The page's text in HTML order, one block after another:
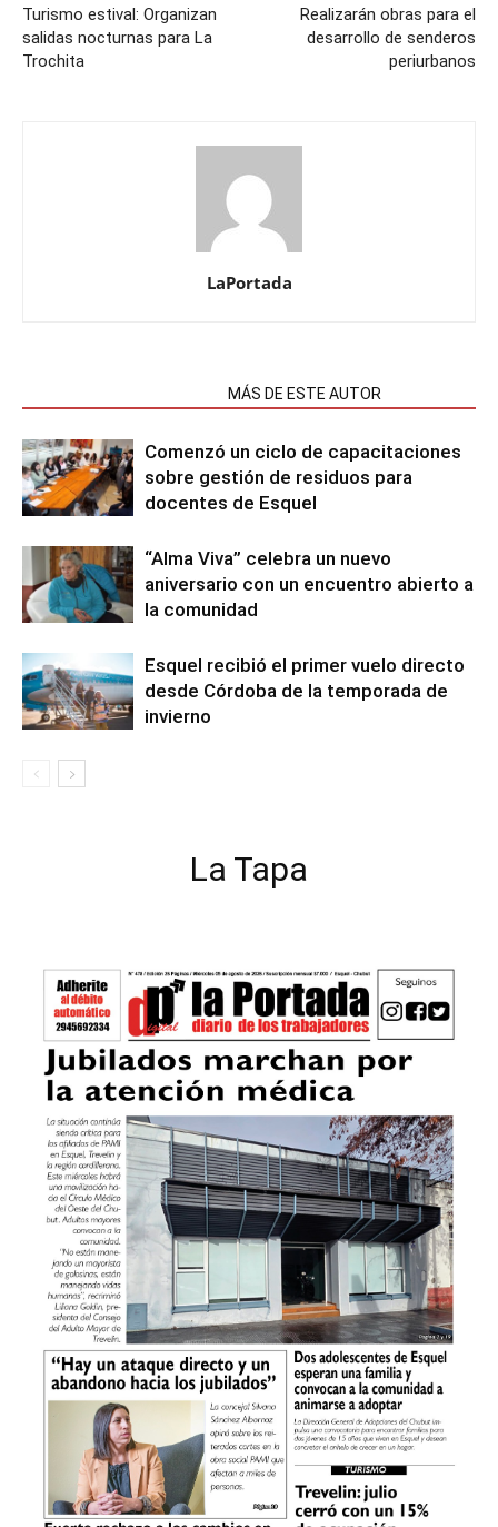
Turismo estival: Organizan
salidas nocturnas para La
Trochita
Realizarán obras para el
desarrollo de senderos
periurbanos
LaPortada
MÁS DE ESTE AUTOR
Comenzó un ciclo de capacitaciones
sobre gestión de residuos para
docentes de Esquel
“Alma Viva” celebra un nuevo
aniversario con un encuentro abierto a
la comunidad
Esquel recibió el primer vuelo directo
desde Córdoba de la temporada de
invierno
La Tapa